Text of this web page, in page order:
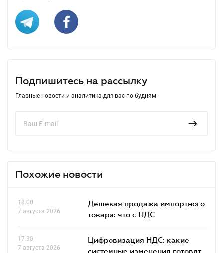
Подпишитесь на рассылку
Главные новости и аналитика для вас по будням
Похожие новости
18.00
7 августа 2026
Дешевая продажа импортного
товара: что c НДС
17.30
7 августа 2026
Цифровизация НДС: какие
системные изменения готовят